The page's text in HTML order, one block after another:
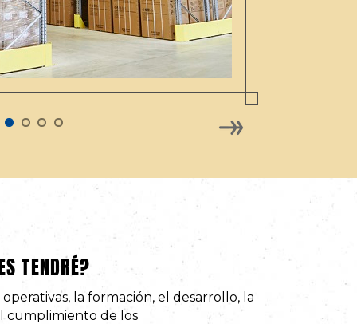
TENDRÉ?
la formación, el desarrollo, la
cumplimiento de los